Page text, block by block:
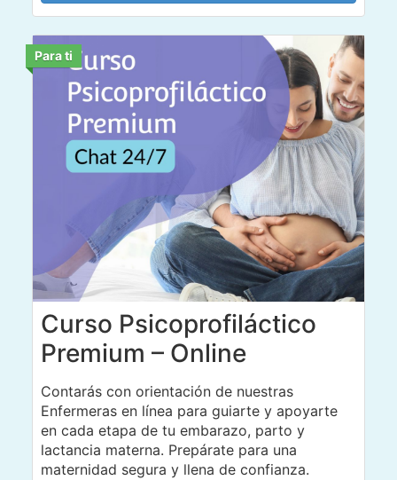
Para ti
Curso Psicoprofiláctico
Premium – Online
Contarás con orientación de nuestras
Enfermeras en línea para guiarte y apoyarte
en cada etapa de tu embarazo, parto y
lactancia materna. Prepárate para una
maternidad segura y llena de confianza.